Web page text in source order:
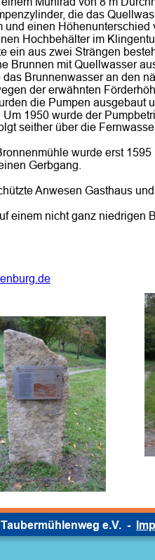
die das
und einen Höhenunterschied
Hochbehälter im
ein aus zwei Strängen
Brunnen mit Quellwasser
Brunnenwasser an den
der erwähnten
die Pumpen
1950 wurde der
seither über die
wurde erst
Gerbgang.
Anwesen Gasthaus
einem nicht ganz
e.V.  -